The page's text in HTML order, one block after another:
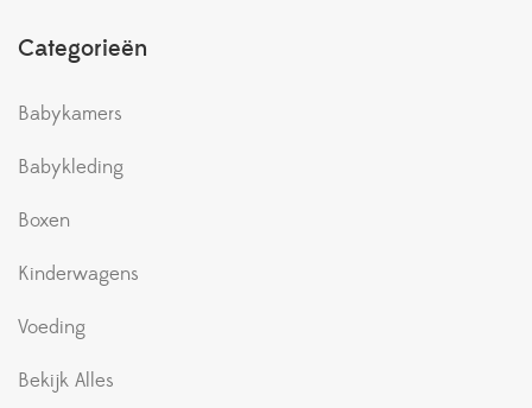
Categorieën
Babykamers
Babykleding
Boxen
Kinderwagens
Voeding
Bekijk Alles